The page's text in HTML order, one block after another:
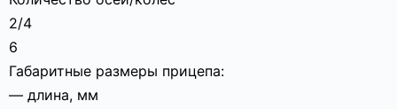
2/4
6
Габаритные размеры прицепа:
— длина, мм